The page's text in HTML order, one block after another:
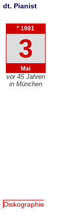
dt. Pianist
* 1981
3
Mai
vor 45 Jahren
in München
Diskographie